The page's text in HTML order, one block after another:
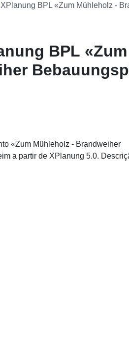
BPL «Zum Mühleholz -
BPL
«Zum Mühleholz - Brandweiher
a partir de XPlanung 5.0.